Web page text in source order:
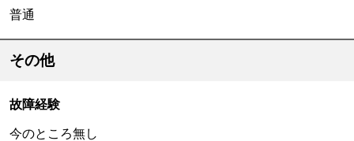
普通
その他
故障経験
今のところ無し